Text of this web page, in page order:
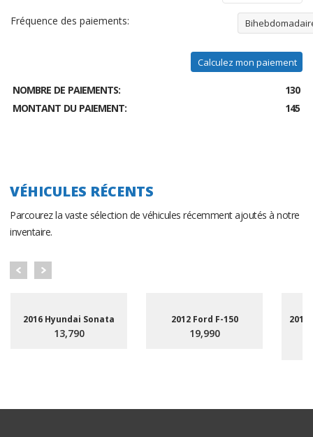
Fréquence des paiements:
Calculez mon paiement
NOMBRE DE PAIEMENTS:
130
MONTANT DU PAIEMENT:
145
VÉHICULES RÉCENTS
Parcourez la vaste sélection de véhicules récemment ajoutés à notre
inventaire.
2016 Hyundai Sonata
13,790
2012 Ford F-150
19,990
2015